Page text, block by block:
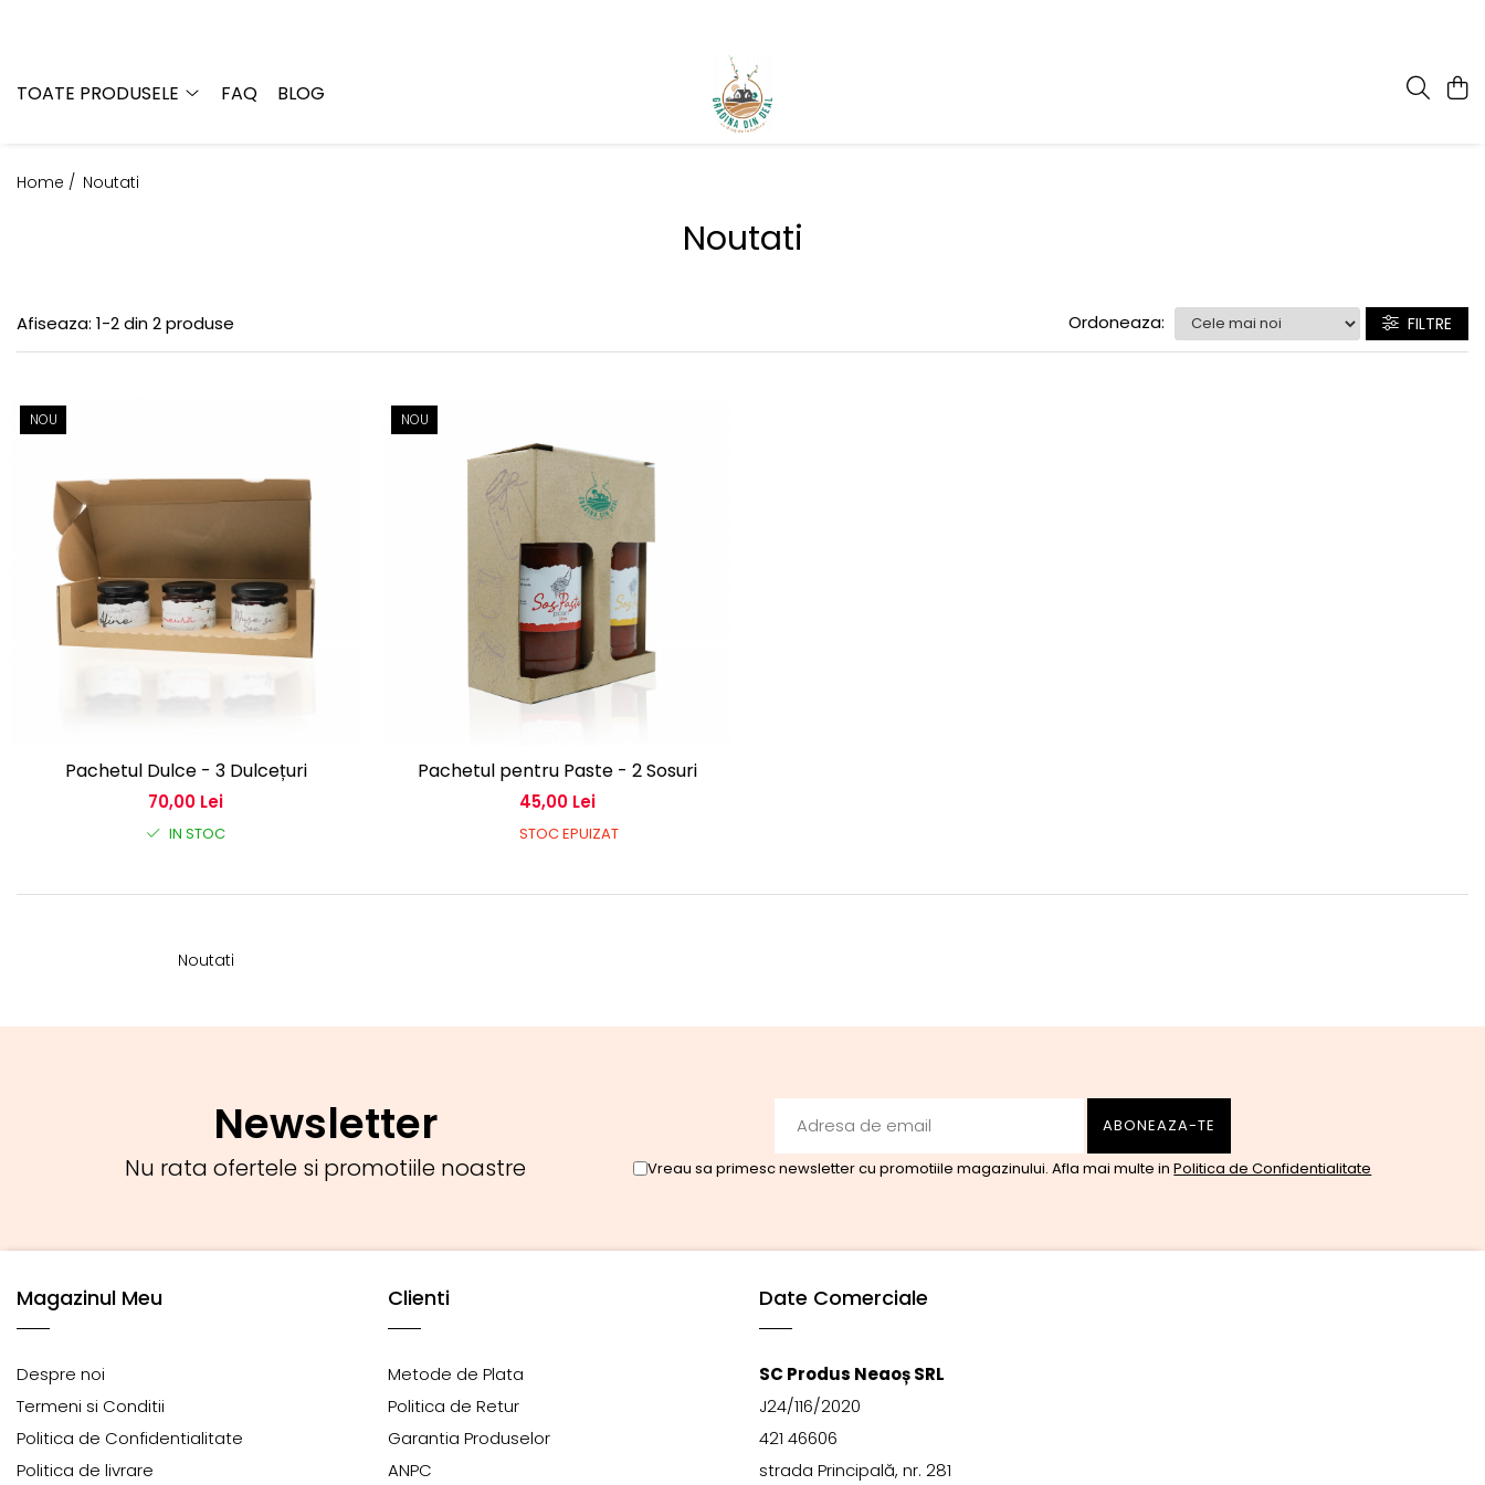
Pachete
TOATE PRODUSELE FAQ BLOG
Home / Noutati
Noutati
Afiseaza: 1-2din2produse FILTRE
Ordoneaza:
NOU
Pachetul Dulce - 3 Dulcețuri
70,00 Lei
IN STOC
NOU
Pachetul pentru Paste - 2 Sosuri
45,00 Lei
STOC EPUIZAT
Noutati
Newsletter
Nu rata ofertele si promotiile noastre Vreau sa primesc newsletter cu promotiile magazinului. Afla mai multe inPolitica de Confidentialitate
Magazinul Meu
Despre noi
Termeni si Conditii
Politica de Confidentialitate
Politica de livrare
Clienti
Metode de Plata
Politica de Retur
Garantia Produselor
ANPC
Date Comerciale
SC Produs Neaoș SRL
J24/116/2020
421 46606
strada Principală, nr. 281